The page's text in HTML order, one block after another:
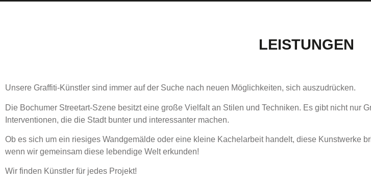
LEISTUNGEN
Unsere Graffiti-Künstler sind immer auf der Suche nach neuen Möglichkeiten, sich auszudrücken.
Die Bochumer Streetart-Szene besitzt eine große Vielfalt an Stilen und Techniken. Es gibt nicht nur
Interventionen, die die Stadt bunter und interessanter machen.
Ob es sich um ein riesiges Wandgemälde oder eine kleine Kachelarbeit handelt, diese Kunstwerke
wenn wir gemeinsam diese lebendige Welt erkunden!
Wir finden Künstler für jedes Projekt!